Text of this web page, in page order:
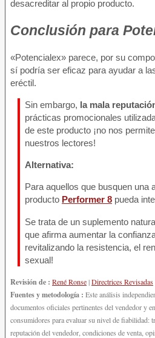
desacreditar al propio producto.
Conclusión para
«Potencialex» parece, por su
sí podría ser eficaz para ayudar a
eréctil.
Sin embargo, la mala
prácticas promocionales
de este producto ¡no nos
nuestros lectores!
Alternativa:
Para aquellos que busquen una
producto Performer 8 pueda
Se trata de un suplemento
que afirma aumentar la
revitalizando la resistencia, el
sexual!
Revisión de : René Ronse|Directrices Revisadas
Fuentes y metodología : Este análisis
documentos oficiales pertinentes del vendedor y
consumidores para evaluar su nivel de fiabilidad:
reputación del vendedor, condiciones de venta,